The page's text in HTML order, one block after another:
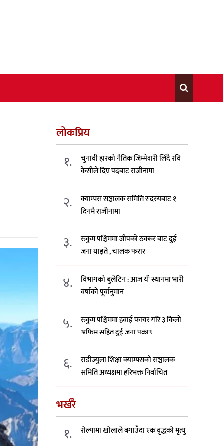
लोकप्रिय
१.
चुनावी हारको नैतिक जिम्मेवारी लिँदै रवि
केसीले दिए पदबाट राजीनामा
२.
क्याम्पस सञ्चालक समिति सदस्यबाट १
दिनमै राजीनामा
३.
रुकुम पश्चिममा जीपको ठक्कर बाट दुई
जना घाइते , चालक फरार
४.
विभागको बुलेटिन : आज यी स्थानमा भारी
वर्षाको पूर्वानुमान
५.
रुकुम पश्चिममा हवाई फायर गरि ३ किलो
अफिम सहित दुई जना पक्राउ
६.
राडीज्युला शिक्षा क्याम्पसको सञ्चालक
समिति अध्यक्षमा हरिभक्त निर्वाचित
भर्खरै
१. रोल्पामा खोलाले बगाउँदा एक वृद्धको मृत्यु